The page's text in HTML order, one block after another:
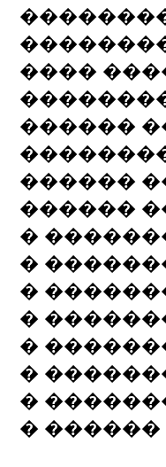
����
������
������
������
�
�
�
�
�
�
�
�